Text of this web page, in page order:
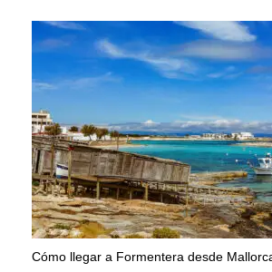
Cómo llegar a Formentera desde